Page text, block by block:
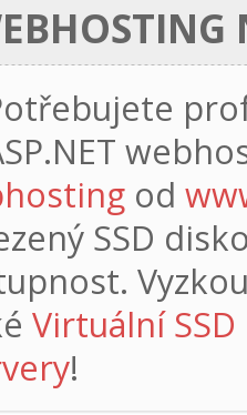
od
SSD
Virtuální
!